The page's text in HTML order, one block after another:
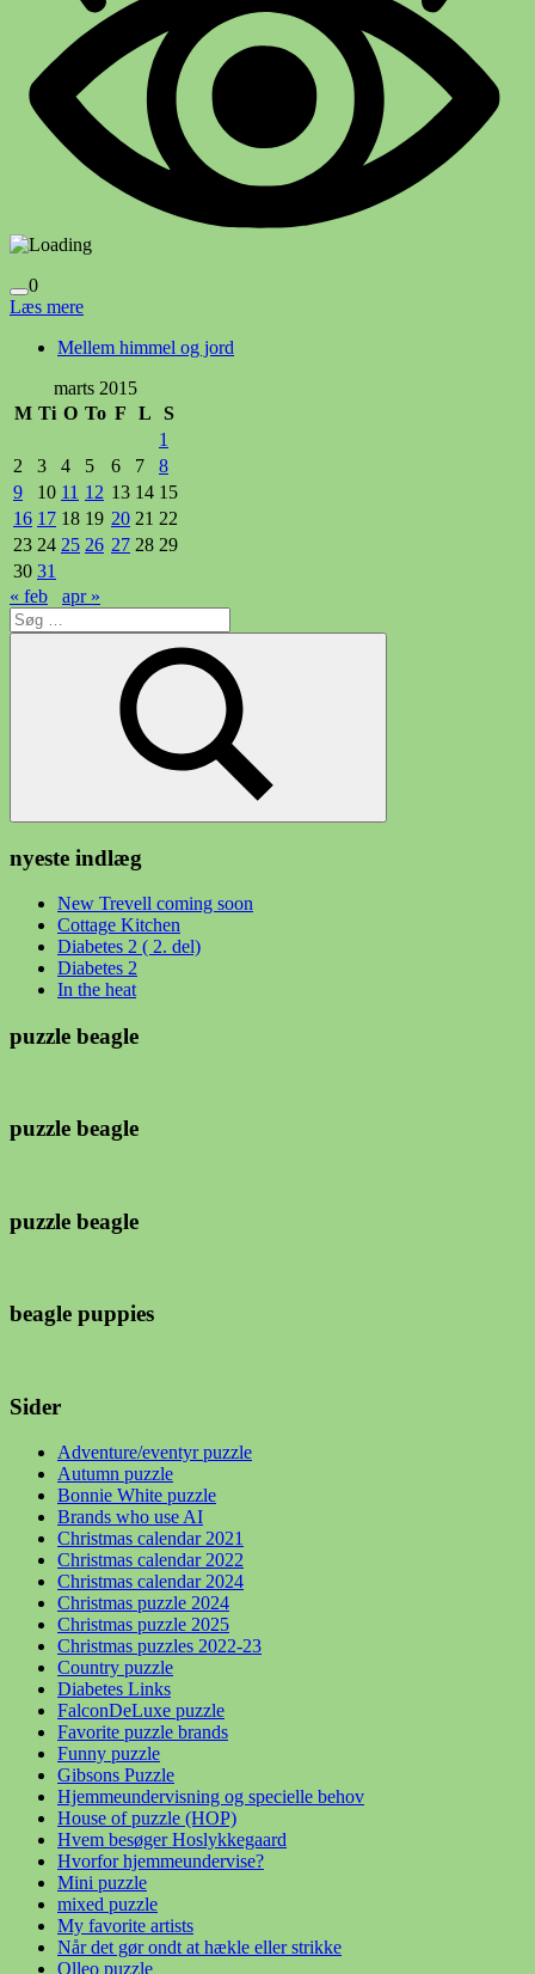
0
Læs mere
Mellem himmel og jord
marts 2015
M Ti O To F L
S
1
2
3 4 5 6 7
8
9
10 11 12 13 14 15
16 17 18 19 20 21 22
23 24 25 26 27 28 29
30 31
« feb
apr »
Søg
efter:
Søg
nyeste indlæg
New Trevell coming soon
Cottage Kitchen
Diabetes 2 ( 2. del)
Diabetes 2
In the heat
puzzle beagle
puzzle beagle
puzzle beagle
beagle puppies
Sider
Adventure/eventyr puzzle
Autumn puzzle
Bonnie White puzzle
Brands who use AI
Christmas calendar 2021
Christmas calendar 2022
Christmas calendar 2024
Christmas puzzle 2024
Christmas puzzle 2025
Christmas puzzles 2022-23
Country puzzle
Diabetes Links
FalconDeLuxe puzzle
Favorite puzzle brands
Funny puzzle
Gibsons Puzzle
Hjemmeundervisning og specielle behov
House of puzzle (HOP)
Hvem besøger Hoslykkegaard
Hvorfor hjemmeundervise?
Mini puzzle
mixed puzzle
My favorite artists
Når det gør ondt at hækle eller strikke
Olleo puzzle